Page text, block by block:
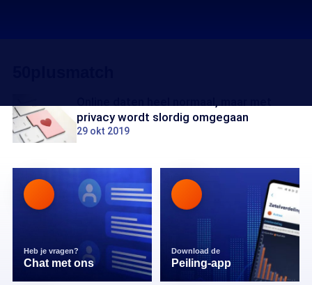
privacy wordt slordig omgegaan
29 okt 2019
Heb je vragen?
Chat met ons
Download de
Peiling-app